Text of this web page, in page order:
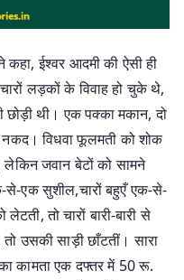
ईश्वर आदमी की ऐसी ही
लड़कों के विवाह हो चुके थे,
छोड़ी थी। एक पक्का मकान, दो
विधवा फूलमती को शोक
जवान बेटों को सामने
एक सुशील,चारों बहुएँ एक-से-
तो चारों बारी-बारी से
उसकी साड़ी छाँटतीं। सारा
कामता एक दफ्तर में 50 रू.